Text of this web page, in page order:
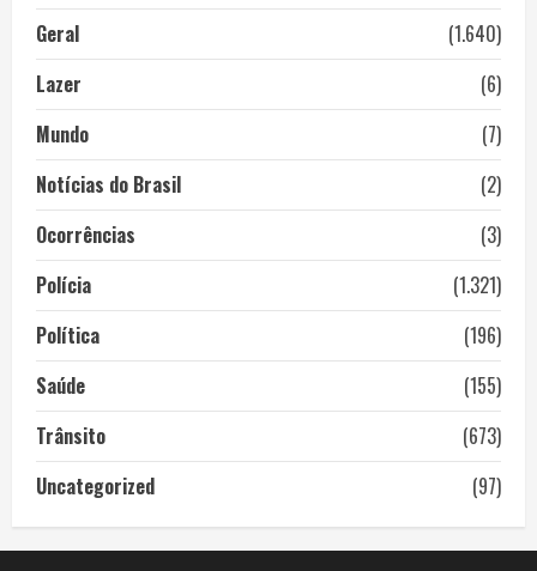
Geral
(1.640)
Lazer
(6)
Mundo
(7)
Notícias do Brasil
(2)
Ocorrências
(3)
Polícia
(1.321)
Política
(196)
Saúde
(155)
Trânsito
(673)
Uncategorized
(97)